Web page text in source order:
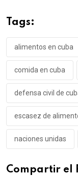
Tags:
alimentos en cuba
comida en cuba
defensa civil de
escasez de
naciones unidas
Compartir el